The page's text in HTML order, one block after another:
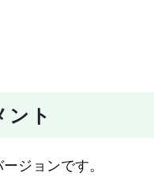
ント
ジョンです。